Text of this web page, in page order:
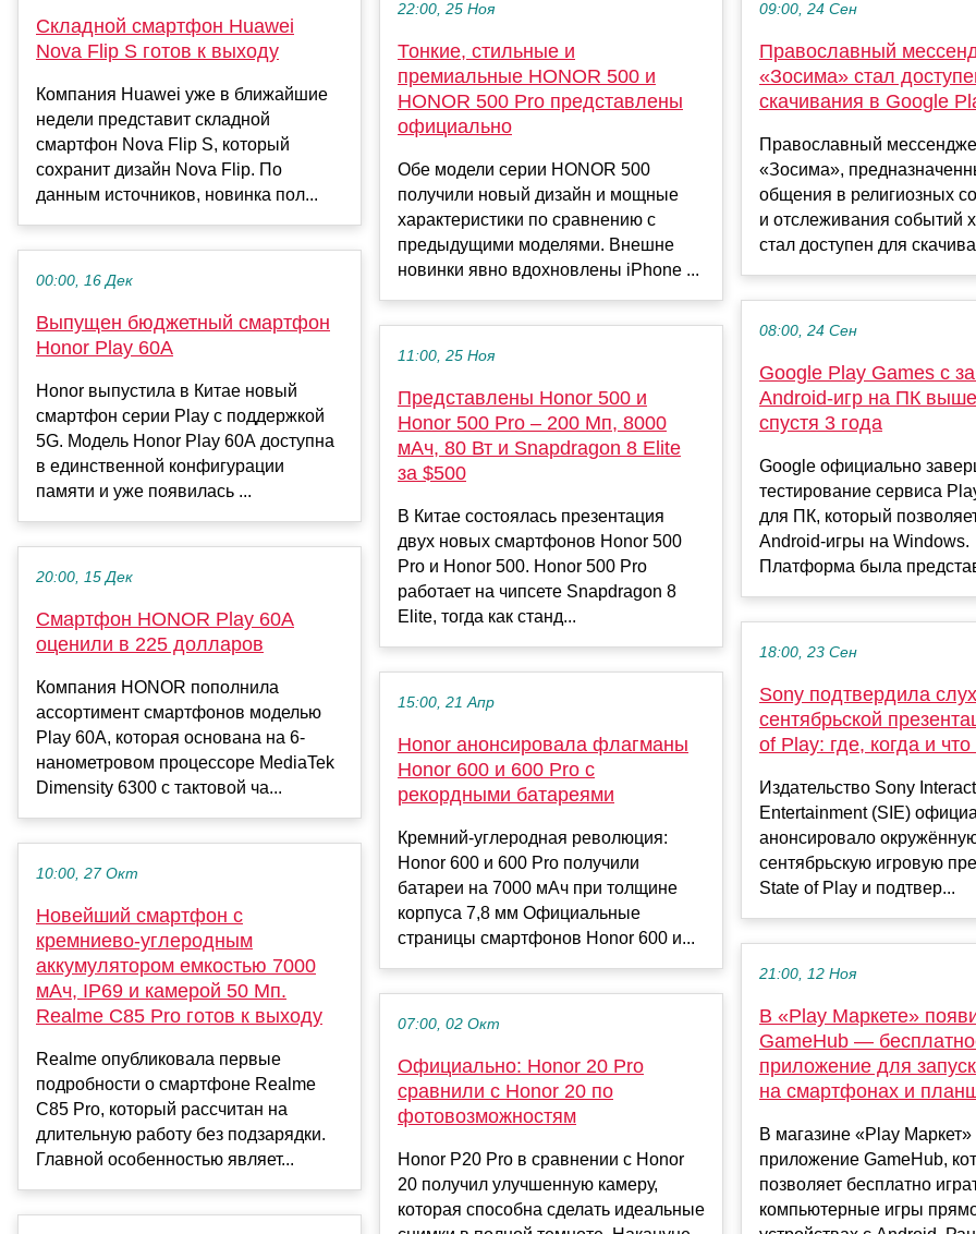
Складной смартфон Huawei
Nova Flip S готов к выходу
Компания Huawei уже в ближайшие
недели представит складной
смартфон Nova Flip S, который
сохранит дизайн Nova Flip. По
данным источников, новинка пол...
00:00, 16 Дек
Выпущен бюджетный смартфон
Honor Play 60A
Honor выпустила в Китае новый
смартфон серии Play с поддержкой
5G. Модель Honor Play 60A доступна
в единственной конфигурации
памяти и уже появилась ...
20:00, 15 Дек
Смартфон HONOR Play 60A
оценили в 225 долларов
Компания HONOR пополнила
ассортимент смартфонов моделью
Play 60A, которая основана на 6-
нанометровом процессоре MediaTek
Dimensity 6300 с тактовой ча...
10:00, 27 Окт
Новейший смартфон с
кремниево-углеродным
аккумулятором емкостью 7000
мАч, IP69 и камерой 50 Мп.
Realme C85 Pro готов к выходу
Realme опубликовала первые
подробности о смартфоне Realme
C85 Pro, который рассчитан на
длительную работу без подзарядки.
Главной особенностью являет...
22:00, 25 Ноя
Тонкие, стильные и
премиальные HONOR 500 и
HONOR 500 Pro представлены
официально
Обе модели серии HONOR 500
получили новый дизайн и мощные
характеристики по сравнению с
предыдущими моделями. Внешне
новинки явно вдохновлены iPhone ...
11:00, 25 Ноя
Представлены Honor 500 и
Honor 500 Pro – 200 Мп, 8000
мАч, 80 Вт и Snapdragon 8 Elite
за $500
В Китае состоялась презентация
двух новых смартфонов Honor 500
Pro и Honor 500. Honor 500 Pro
работает на чипсете Snapdragon 8
Elite, тогда как станд...
15:00, 21 Апр
Honor анонсировала флагманы
Honor 600 и 600 Pro с
рекордными батареями
Кремний-углеродная революция:
Honor 600 и 600 Pro получили
батареи на 7000 мАч при толщине
корпуса 7,8 мм Официальные
страницы смартфонов Honor 600 и...
07:00, 02 Окт
Официально: Honor 20 Pro
сравнили с Honor 20 по
фотовозможностям
Honor P20 Pro в сравнении с Honor
20 получил улучшенную камеру,
которая способна сделать идеальные
09:00, 24 Сен
Православный
«Зосима» стал
скачивания в Google
Православный
«Зосима»,
общения в религиозных
и отслеживания событий
стал доступен для
08:00, 24 Сен
Google Play Games с
Android-игр на ПК
спустя 3 года
Google официально
тестирование сервиса
для ПК, который
Android-игры на Windows.
Платформа была
18:00, 23 Сен
Sony подтвердила
сентябрьской
of Play: где, когда и
Издательство Sony
Entertainment (SIE)
анонсировало
сентябрьскую игровую
State of Play и подтвер...
21:00, 12 Ноя
В «Play Маркете»
GameHub —
приложение для
на смартфонах и
В магазине «Play
приложение GameHub,
позволяет бесплатно
компьютерные игры